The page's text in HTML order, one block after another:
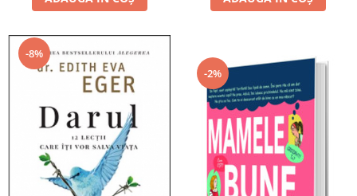
-8%
-2%